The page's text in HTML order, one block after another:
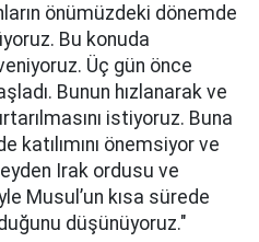
önümüzdeki dönemde
Bu konuda
Üç gün önce
Bunun hızlanarak ve
istiyoruz. Buna
katılımını önemsiyor ve
Irak ordusu ve
Musul’un kısa sürede
düşünüyoruz."